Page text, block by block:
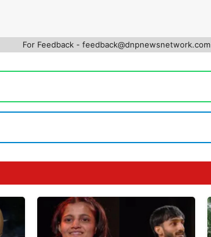
For Feedback - feedback@dnpnewsnetwork.com